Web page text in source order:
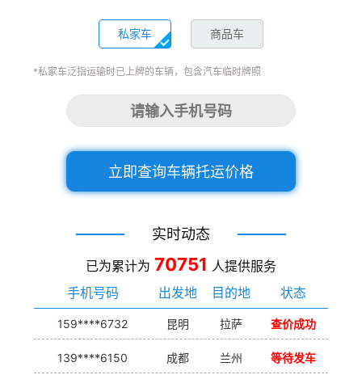
私家车 商品车
*私家车泛指运输时已上牌的车辆，包含汽车临时牌照
立即查询车辆托运价格
实时动态
已为累计为 70751 人提供服务
手机号码
出发地 目的地 状态
159****6732 昆明 拉萨 查价成功
139****6150 成都 兰州 等待发车